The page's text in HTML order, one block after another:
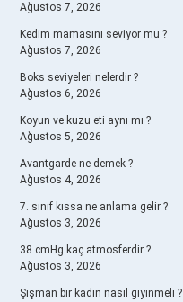
Ağustos 7, 2026
Kedim mamasını seviyor mu ?
Ağustos 7, 2026
Boks seviyeleri nelerdir ?
Ağustos 6, 2026
Koyun ve kuzu eti aynı mı ?
Ağustos 5, 2026
Avantgarde ne demek ?
Ağustos 4, 2026
7. sınıf kıssa ne anlama gelir ?
Ağustos 3, 2026
38 cmHg kaç atmosferdir ?
Ağustos 3, 2026
Şişman bir kadın nasıl giyinmeli ?